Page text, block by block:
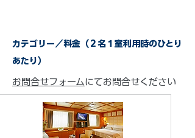
カテゴリー／料金（２名１室利用時のひとり
あたり）
お問合せフォームにてお問合せください